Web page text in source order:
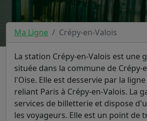
Ma Ligne Crépy-en-Valois
La station Crépy-en-Valois est une
située dans la commune de Crépy-
l'Oise. Elle est desservie par la
reliant Paris à Crépy-en-Valois. La
services de billetterie et dispose
les voyageurs. Elle est un point de